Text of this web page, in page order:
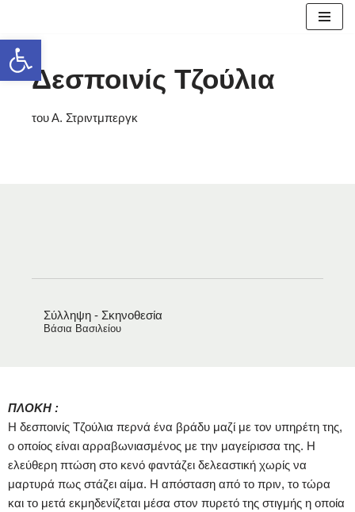
Μεταπηδήστε
στο
περιεχόμενο
Δεσποινίς Τζούλια
του Α. Στριντμπεργκ
Σύλληψη - Σκηνοθεσία
Βάσια Βασιλείου
ΠΛΟΚΗ :
Η δεσποινίς Τζούλια περνά ένα βράδυ μαζί με τον υπηρέτη της,
ο οποίος είναι αρραβωνιασμένος με την μαγείρισσα της. Η
ελεύθερη πτώση στο κενό φαντάζει δελεαστική χωρίς να
μαρτυρά πως στάζει αίμα. Η απόσταση από το πριν, το τώρα
και το μετά εκμηδενίζεται μέσα στον πυρετό της στιγμής η οποία
Ανοίξτε τη γραμμή εργαλείων